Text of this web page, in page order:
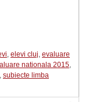
, elevi cluj, evaluare
nationala 2015,
, subiecte limba